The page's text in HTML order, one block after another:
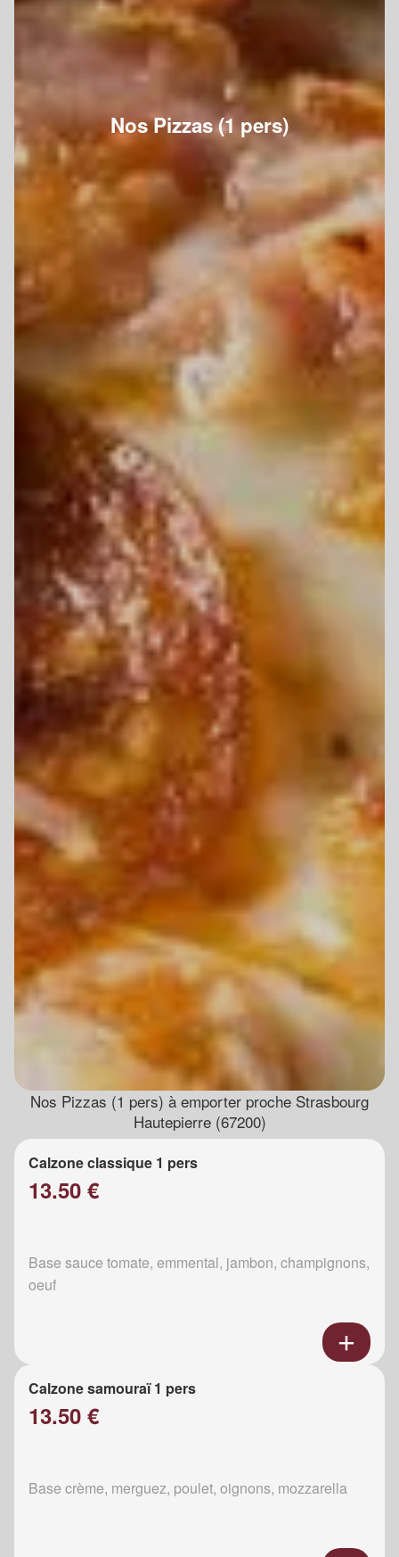
Nos Pizzas (1 pers)
Nos Pizzas (1 pers) à emporter proche Strasbourg
Hautepierre (67200)
Calzone classique 1 pers
13.50 €
Base sauce tomate, emmental, jambon, champignons,
oeuf
Calzone samouraï 1 pers
13.50 €
Base crème, merguez, poulet, oignons, mozzarella